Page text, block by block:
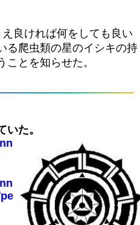
良ければ何をしても良い
る爬虫類の星のイシキの持
とを知らせた。
た。